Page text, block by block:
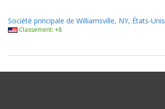
Société principale de Williamsville, NY, États-Unis
Classement: +8